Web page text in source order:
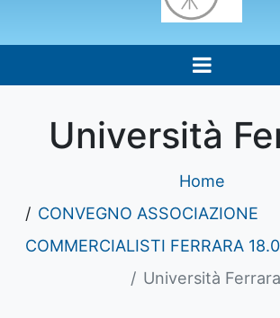
Università
Home
CONVEGNO ASSOCIAZIONE
COMMERCIALISTI FERRARA
Università Ferrara